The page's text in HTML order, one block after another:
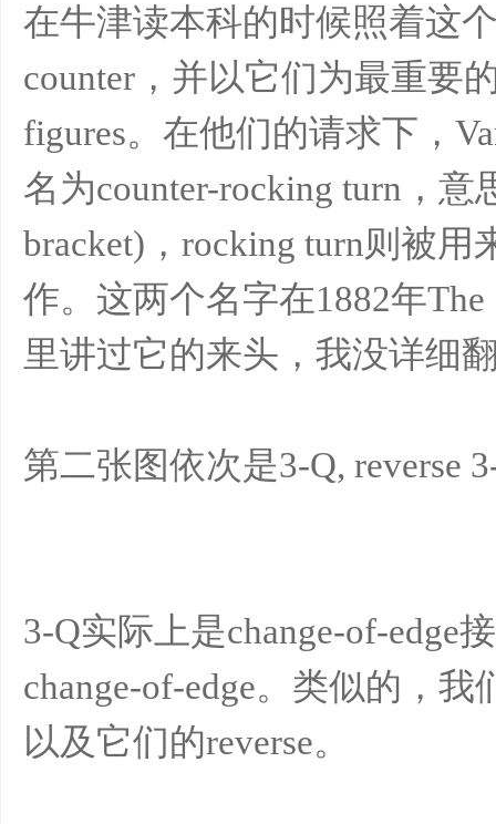
在牛津读本科的时候照着这
counter，并以它们为最重要
figures。在他们的请求下，
名为counter-rocking turn，
bracket)，rocking turn则被
作。这两个名字在1882年
里讲过它的来头，我没详细
第二张图依次是3-Q, reverse
3-Q实际上是change-of-edge
change-of-edge。类似的，我
以及它们的reverse。